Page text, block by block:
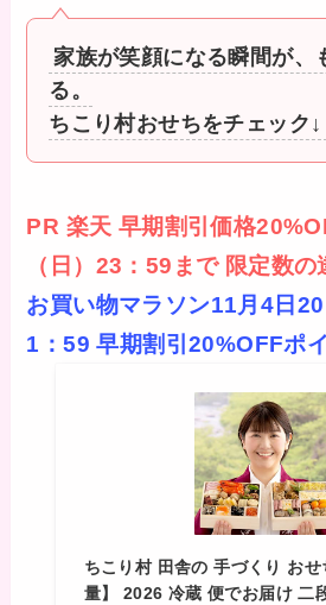
家族が笑顔になる瞬間が、
る。
ちこり村おせちをチェック↓
PR 楽天 早期割引価格
（日）23：59まで 限定数の
お買い物マラソン11月4日
1：59 早期割引20%OFFポ
ちこり村 田舎の 手づくり お
量】 2026 冷蔵 便でお届け 二